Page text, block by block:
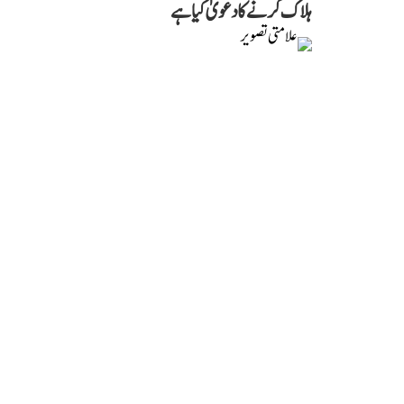
ہلاک کرنے کا دعویٰ کیا ہے